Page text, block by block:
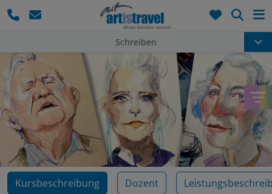
Schreiben
Kursbeschreibung Dozent